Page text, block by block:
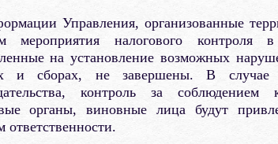
Управления, организованные
мероприятия налогового
на установление возможных
и сборах, не завершены. В случае
контроль за
органы, виновные лица будут
ответственности.